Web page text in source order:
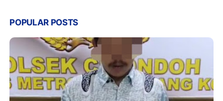
POPULAR POSTS